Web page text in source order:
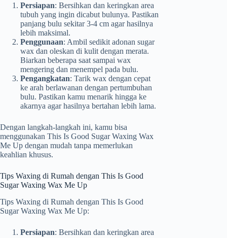
Persiapan: Bersihkan dan keringkan area
tubuh yang ingin dicabut bulunya. Pastikan
panjang bulu sekitar 3-4 cm agar hasilnya
lebih maksimal.
Penggunaan: Ambil sedikit adonan sugar
wax dan oleskan di kulit dengan merata.
Biarkan beberapa saat sampai wax
mengering dan menempel pada bulu.
Pengangkatan: Tarik wax dengan cepat
ke arah berlawanan dengan pertumbuhan
bulu. Pastikan kamu menarik hingga ke
akarnya agar hasilnya bertahan lebih lama.
Dengan langkah-langkah ini, kamu bisa
menggunakan This Is Good Sugar Waxing Wax
Me Up dengan mudah tanpa memerlukan
keahlian khusus.
Tips Waxing di Rumah dengan This Is Good
Sugar Waxing Wax Me Up
Tips Waxing di Rumah dengan This Is Good
Sugar Waxing Wax Me Up:
Persiapan: Bersihkan dan keringkan area